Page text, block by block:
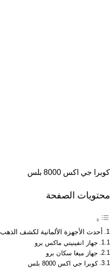
كوبرا جي اكس 8000 بلس
محتويات الصفحة
أحدث الأجهزة الألمانية لكشف الذهب
جهاز انفينيتي ماكس برو
جهاز ميغا سكان برو
كوبرا جي اكس 8000 بلس